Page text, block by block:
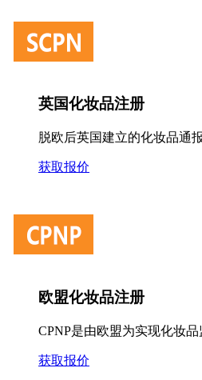
英国化妆品注册
脱欧后英国建立的化妆品通
获取报价
欧盟化妆品注册
CPNP是由欧盟为实现化妆
获取报价